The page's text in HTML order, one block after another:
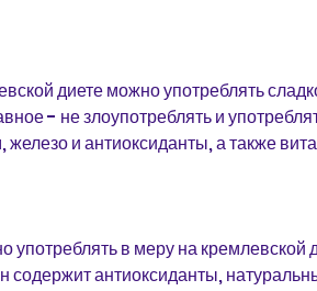
диете можно употреблять
- не злоупотреблять и
железо и антиоксиданты, а также
употреблять в меру на кремлевской
содержит антиоксиданты,